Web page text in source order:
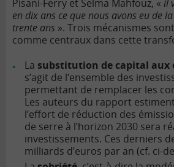
Pisani-Ferry et Selma Mahfouz, « il
en dix ans ce que nous avons eu de
trente ans ». Trois mécanismes
comme centraux dans cette
La substitution de capital aux
s’agit de l’ensemble des
permettant de remplacer les
Les auteurs du rapport
l’effort de réduction des
de serre à l’horizon 2030 sera
investissements. Ces derniers
milliards d’euros par an (cf. ci-